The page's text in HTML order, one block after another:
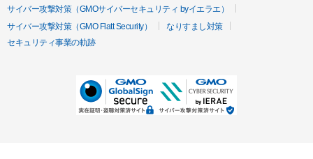
サイバー攻撃対策（GMOサイバーセキュリティ byイエラエ）
サイバー攻撃対策（GMO Flatt Security）
なりすまし対策
セキュリティ事業の軌跡